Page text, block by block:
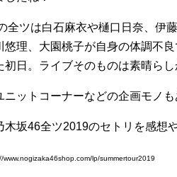
全ツは白石麻衣や樋口日奈、伊
悠理、大園桃子が自身の体調不
初日。ライブそのものは素晴らし
ニットコーナーなどの企画モノ
木坂46全ツ2019のセトリを感想
www.nogizaka46shop.com/lp/summertour2019